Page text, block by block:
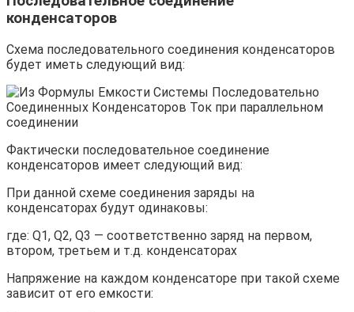
конденсаторов
Схема последовательного соединения конденсаторов
будет иметь следующий вид:
Фактически последовательное соединение
конденсаторов имеет следующий вид:
При данной схеме соединения заряды на
конденсаторах будут одинаковы:
где: Q1, Q2, Q3 — соответственно заряд на первом,
втором, третьем и т.д. конденсаторах
Напряжение на каждом конденсаторе при такой схеме
зависит от его емкости: